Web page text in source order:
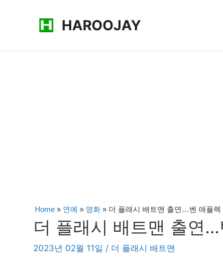
로
HAROOJAY
Home » 연예 » 영화 » 더 플래시 배트맨 출연…벤 애플렉
더 플래시 배트맨 출연
2023년 02월 11일 / 더 플래시 배트맨